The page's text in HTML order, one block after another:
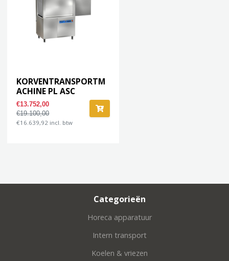
KORVENTRANSPORTM
ACHINE PL ASC
€13.752,00
€19.100,00
€16.639,92 incl. btw
Categorieën
Horeca apparatuur
Intern transport
Koelen & vriezen